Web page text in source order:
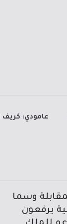
عامودي: كريف
وسما
يرفعون